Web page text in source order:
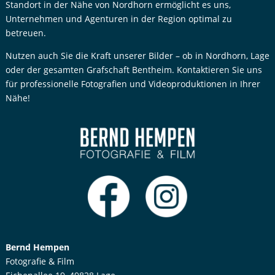
Standort in der Nähe von Nordhorn ermöglicht es uns,
Unternehmen und Agenturen in der Region optimal zu
betreuen.
Nutzen auch Sie die Kraft unserer Bilder – ob in Nordhorn, Lage
oder der gesamten Grafschaft Bentheim. Kontaktieren Sie uns
für professionelle Fotografien und Videoproduktionen in Ihrer
Nähe!
Bernd Hempen
Fotografie & Film